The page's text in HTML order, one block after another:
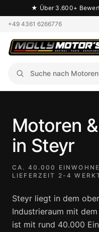
★ Über 3.600+
+49 4361 6266776
Motoren
in Steyr
CA. 40.000
LIEFERZEIT 2-4
Steyr liegt in dem
Industrieraum mit
ist mit rund 40.000